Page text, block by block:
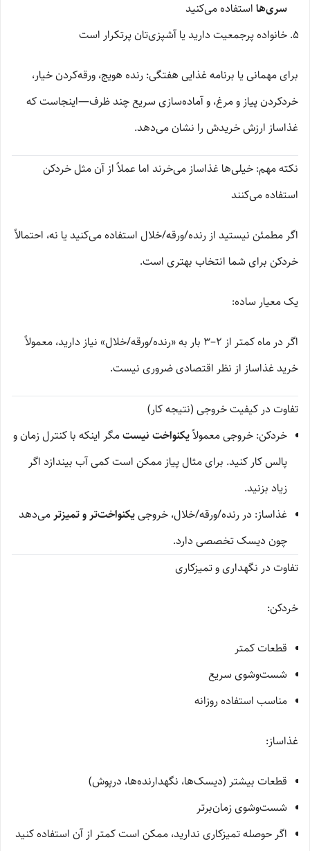
سری‌ها استفاده می‌کنید
خانواده پرجمعیت دارید یا آشپزی‌تان پرتکرار است
برای مهمانی یا برنامه غذایی هفتگی: رنده هویج، ورقه‌کردن خیار،
خردکردن پیاز و مرغ، و آماده‌سازی سریع چند ظرف—اینجاست که
غذاساز ارزش خریدش را نشان می‌دهد.
نکته مهم: خیلی‌ها غذاساز می‌خرند اما عملاً از آن مثل خردکن
استفاده می‌کنند
اگر مطمئن نیستید از رنده/ورقه/خلال استفاده می‌کنید یا نه، احتمالاً
خردکن برای شما انتخاب بهتری است.
یک معیار ساده:
اگر در ماه کمتر از 2–3 بار به «رنده/ورقه/خلال» نیاز دارید، معمولاً
خرید غذاساز از نظر اقتصادی ضروری نیست.
تفاوت در کیفیت خروجی (نتیجه کار)
خردکن: خروجی معمولاًیکنواخت نیستمگر اینکه با کنترل زمان و
پالس کار کنید. برای مثال پیاز ممکن است کمی آب بیندازد اگر
زیاد بزنید.
غذاساز: در رنده/ورقه/خلال، خروجییکنواخت‌تر و تمیزترمی‌دهد
چون دیسک تخصصی دارد.
تفاوت در نگهداری و تمیزکاری
خردکن:
قطعات کمتر
شست‌وشوی سریع
مناسب استفاده روزانه
غذاساز:
قطعات بیشتر (دیسک‌ها، نگهدارنده‌ها، درپوش)
شست‌وشوی زمان‌برتر
اگر حوصله تمیزکاری ندارید، ممکن است کمتر از آن استفاده کنید